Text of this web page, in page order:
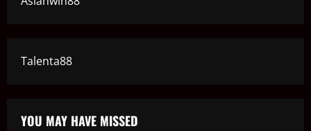
Talenta88
YOU MAY HAVE MISSED